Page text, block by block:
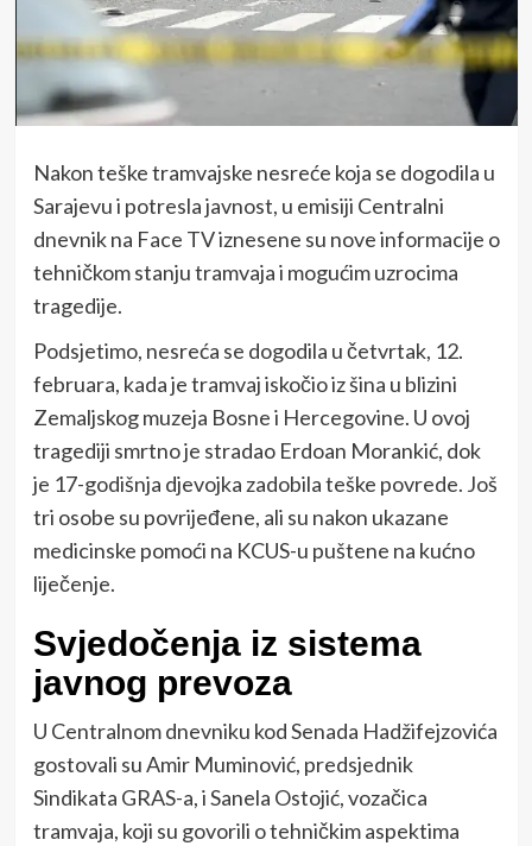
Nakon teške tramvajske nesreće koja se dogodila u
Sarajevu i potresla javnost, u emisiji Centralni
dnevnik na Face TV iznesene su nove informacije o
tehničkom stanju tramvaja i mogućim uzrocima
tragedije.
Podsjetimo, nesreća se dogodila u četvrtak, 12.
februara, kada je tramvaj iskočio iz šina u blizini
Zemaljskog muzeja Bosne i Hercegovine. U ovoj
tragediji smrtno je stradao Erdoan Morankić, dok
je 17-godišnja djevojka zadobila teške povrede. Još
tri osobe su povrijeđene, ali su nakon ukazane
medicinske pomoći na KCUS-u puštene na kućno
liječenje.
Svjedočenja iz sistema
javnog prevoza
U Centralnom dnevniku kod Senada Hadžifejzovića
gostovali su Amir Muminović, predsjednik
Sindikata GRAS-a, i Sanela Ostojić, vozačica
tramvaja, koji su govorili o tehničkim aspektima